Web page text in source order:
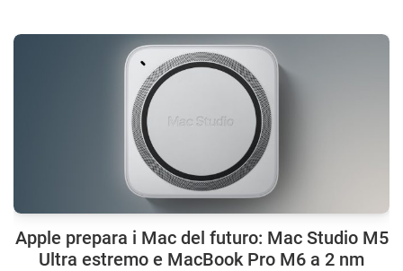
Apple prepara i Mac del futuro: Mac Studio M5
Ultra estremo e MacBook Pro M6 a 2 nm